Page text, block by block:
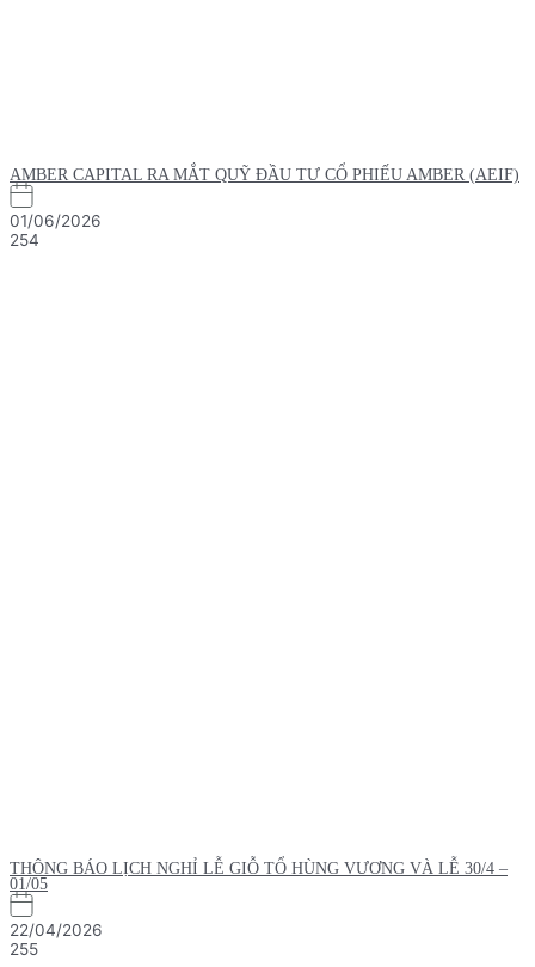
AMBER CAPITAL RA MẮT QUỸ ĐẦU TƯ CỔ PHIẾU AMBER (AEIF)
01/06/2026
254
THÔNG BÁO LỊCH NGHỈ LỄ GIỖ TỔ HÙNG VƯƠNG VÀ LỄ 30/4 –
01/05
22/04/2026
255